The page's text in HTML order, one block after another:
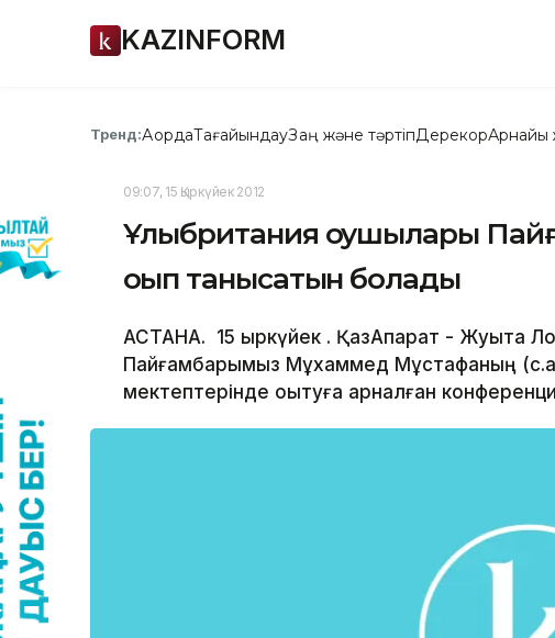
KAZINFORM
Тренд:АқордаТағайындауЗаң және тәртіпДерекқорАрнайы
09:07, 15 Қыркүйек 2012
Ұлыбритания оқушылары
оқып танысатын болады
АСТАНА. 15 қыркүйек . ҚазАқпарат - Жуықта
Пайғамбарымыз Мұхаммед Мұстафаның
мектептерінде оқытуға арналған